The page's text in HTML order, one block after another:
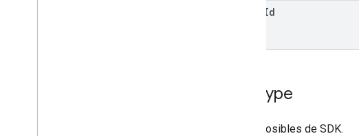
Id
Type
Tipos posibles de SDK.